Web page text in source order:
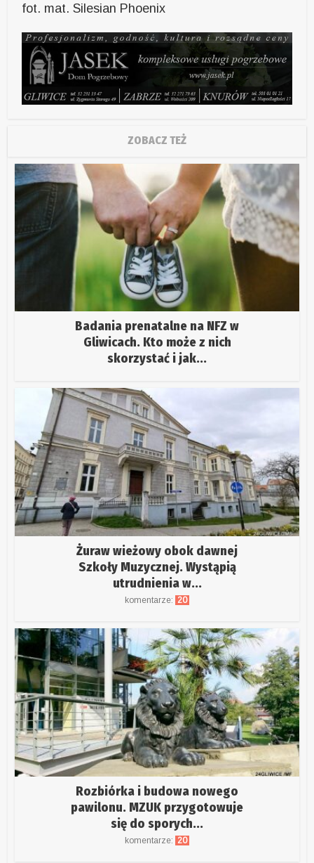
fot. mat. Silesian Phoenix
ZOBACZ TEŻ
Badania prenatalne na NFZ w
Gliwicach. Kto może z nich
skorzystać i jak...
Żuraw wieżowy obok dawnej
Szkoły Muzycznej. Wystąpią
utrudnienia w...
komentarze: 20
Rozbiórka i budowa nowego
pawilonu. MZUK przygotowuje
się do sporych...
komentarze: 20